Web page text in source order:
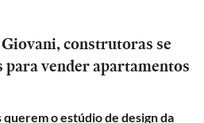
construtoras se
para vender apartamentos
o estúdio de design da